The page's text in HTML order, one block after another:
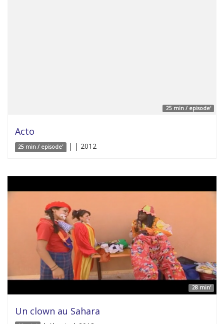
25 min / episode'
Acto
25 min / episode' | | 2012
28 min'
Un clown au Sahara